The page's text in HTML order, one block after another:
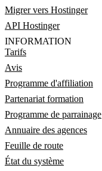
Migrer vers Hostinger
API Hostinger
INFORMATION
Tarifs
Avis
Programme d'affiliation
Partenariat formation
Programme de parrainage
Annuaire des agences
Feuille de route
État du système